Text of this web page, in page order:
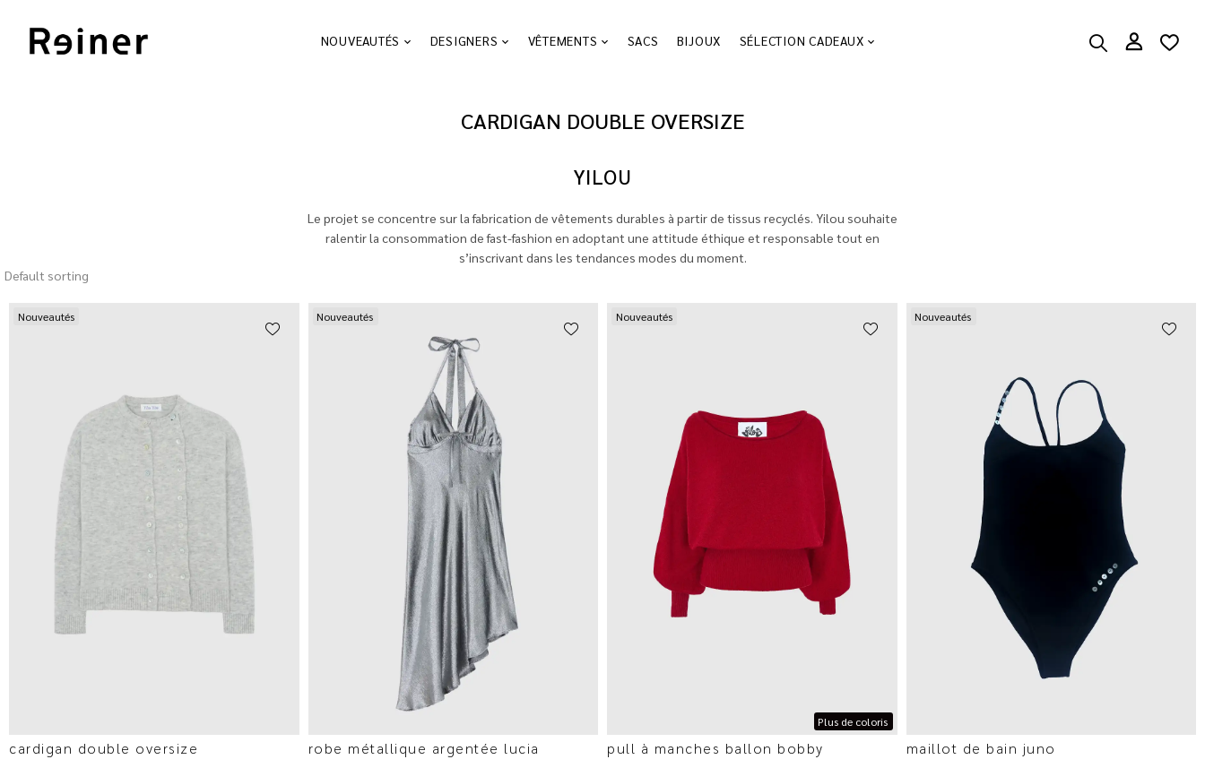
NOUVEAUTÉS DESIGNERS VÊTEMENTS SACS BIJOUX SÉLECTION CADEAUX
CARDIGAN DOUBLE OVERSIZE
YILOU
Le projet se concentre sur la fabrication de vêtements durables à partir de tissus recyclés. Yilou souhaite
ralentir la consommation de fast-fashion en adoptant une attitude éthique et responsable tout en
s’inscrivant dans les tendances modes du moment.
Default sorting
Nouveautés
cardigan double oversize
Nouveautés
robe métallique argentée lucia
Plus de coloris
Nouveautés
pull à manches ballon bobby
Nouveautés
maillot de bain juno